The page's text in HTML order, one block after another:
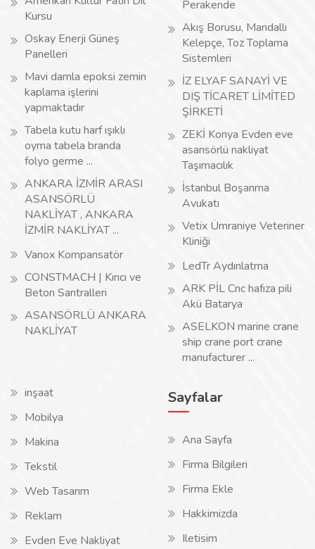
Kursu
Oskay Enerji Güneş
Panelleri
Mavi damla epoksi zemin
kaplama işlerini
yapmaktadır
Tabela kutu harf ışıklı
oyma tabela branda
folyo germe ...
ANKARA İZMİR ARASI
ASANSÖRLÜ
NAKLİYAT , ANKARA
İZMİR NAKLİYAT ...
Vanox Kompansatör
CONSTMACH | Kırıcı ve
Beton Santralleri
ASANSÖRLÜ ANKARA
NAKLİYAT
Perakende
Akış Borusu, Mandallı
Kelepçe, Toz Toplama
Sistemleri
İZ ELYAF SANAYİ VE
DIŞ TİCARET LİMİTED
ŞİRKETİ
ZEKİ Konya Evden eve
asansörlü nakliyat
Taşımacılık
İstanbul Boşanma
Avukatı
Vetix Ümraniye Veteriner
Kliniği
LedTr Aydınlatma
ARK PİL Cnc hafıza pili
Akü Batarya
ASELKON marine crane
ship crane port crane
manufacturer ...
inşaat
Mobilya
Makina
Tekstil
Web Tasarım
Reklam
Evden Eve Nakliyat
Sayfalar
Ana Sayfa
Firma Bilgileri
Firma Ekle
Hakkimizda
Iletisim